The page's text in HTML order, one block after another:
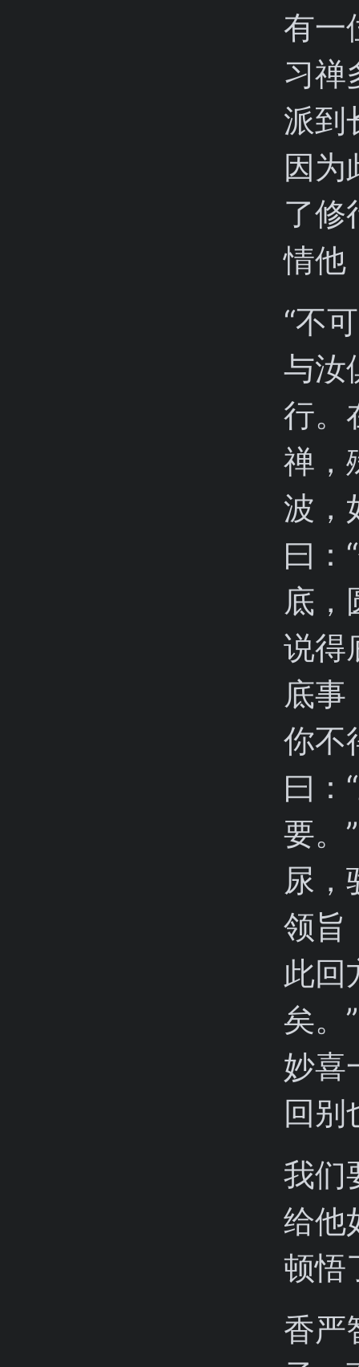
有一
习禅
派到
因为
了修
情他
“不
与汝
行。
禅，
波，
曰：
底，
说得
底事
你不
曰：
要。
尿，
领旨
此回
矣。
妙喜
回别
我们
给他
顿悟
香严